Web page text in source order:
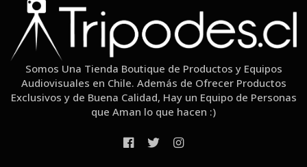
Somos Una Tienda Boutique de Productos y Equipos
Audiovisuales en Chile. Además de Ofrecer Productos
Exclusivos y de Buena Calidad, Hay un Equipo de Personas
que Aman lo que hacen :)